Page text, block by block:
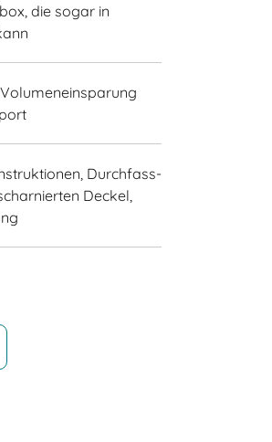
die sogar in
Durchfass-
Deckel,